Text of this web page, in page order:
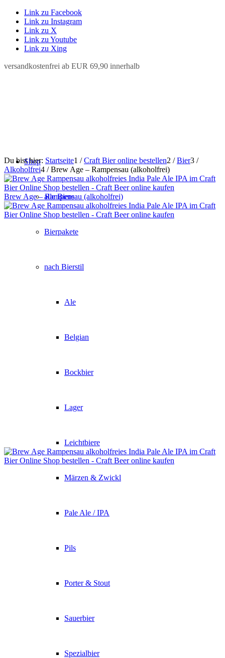
Link zu Facebook
Link zu Instagram
Link zu X
Link zu Youtube
Link zu Xing
versandkostenfrei ab EUR 69,90 innerhalb
Shop
alle Biere
Bierpakete
nach Bierstil
Ale
Belgian
Bockbier
Lager
Leichtbiere
Märzen & Zwickl
Pale Ale / IPA
Pils
Porter & Stout
Sauerbier
Spezialbier
Du bist hier: Startseite1 / Craft Bier online bestellen2 / Bier3 /
Alkoholfrei4 / Brew Age – Rampensau (alkoholfrei)
Brew Age – Rampensau (alkoholfrei)